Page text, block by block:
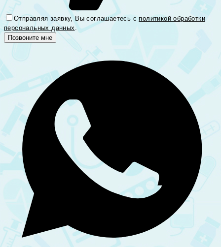
Отправляя заявку, Вы соглашаетесь сполитикой обработки
персональных данных .